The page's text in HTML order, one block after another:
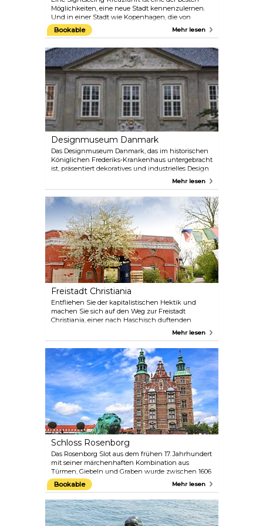
Möglichkeiten, eine neue Stadt kennenzulernen.
Und in einer Stadt wie Kopenhagen, die von
Wasser umgeben ist, ist dies der perfekte Einstieg!
Nehmen Sie an dieser einstündigen Rundfahrt
und entdecken Sie die wichtigsten
Sehenswürdigkeiten der Stadt, wie das Schloss
Amalienborg – Sitz der dänischen Königsfamilie –,
die Statue „Kleine Meerjungfrau“ und das
beeindruckende Kopenhagener Opernhaus.
Fahren Sie durch das Kanalviertel Christianshavn,
vorbei an bunten Stadthäusern, gepflasterten
Gassen und Hausbooten, und erfahren Sie mehr
über König Christian IV.
Bookable Mehr lesen
Designmuseum Danmark
Das Designmuseum Danmark, das im historischen
Königlichen Frederiks-Krankenhaus untergebracht
ist, präsentiert dekoratives und industrielles Design
seit dem Mittelalter. Es würdigt dänische Ikonen
und bietet eine Mischung aus Dauer- und
Wechselausstellungen, einen Shop und ein
Sommercafé in einem charmanten Innenhof.
Mehr lesen
Freistadt Christiania
Entfliehen Sie der kapitalistischen Hektik und
machen Sie sich auf den Weg zur Freistadt
Christiania, einer nach Haschisch duftenden
Kommune auf der Ostseite von Christianshavn. Seit
hat die Gegend Nonkonformisten aus der ganzen
Welt angezogen, die sich von dem Konzept der
kollektiven Geschäfte, Werkstätten und des
gemeinschaftlichen Lebens angezogen fühlen.
Wenn Sie die berüchtigte „Pusher Street“ (Dealer-
Straße) hinter sich lassen, – gesäumt von
zwielichtigen Haschisch- und Marihuana-Dealern,
die sich nicht gerne fotografieren lassen –, werden
Sie auf ein halb-bukolisches Wunderland mit
skurrilen Heimwerkerhäusern, gemütlichen Gärten,
Restaurants, Biergärten und Musiklokalen stoßen.
Mehr lesen
Schloss Rosenborg
Das Rosenborg Slot aus dem frühen 17. Jahrhundert
mit seiner märchenhaften Kombination aus
Türmen, Giebeln und Graben wurde zwischen 1606
und 1633 von König Christian IV. im Stil der
niederländischen Renaissance erbaut und diente
ihm als Sommerresidenz. Heute sind die 24 oberen
Räume des Schlosses chronologisch geordnet und
beherbergen das Mobiliar und die Porträts aller
Monarchen von Christian IV. bis Frederik VII. Das
Bookable Mehr lesen